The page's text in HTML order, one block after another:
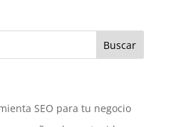
SEO para tu negocio